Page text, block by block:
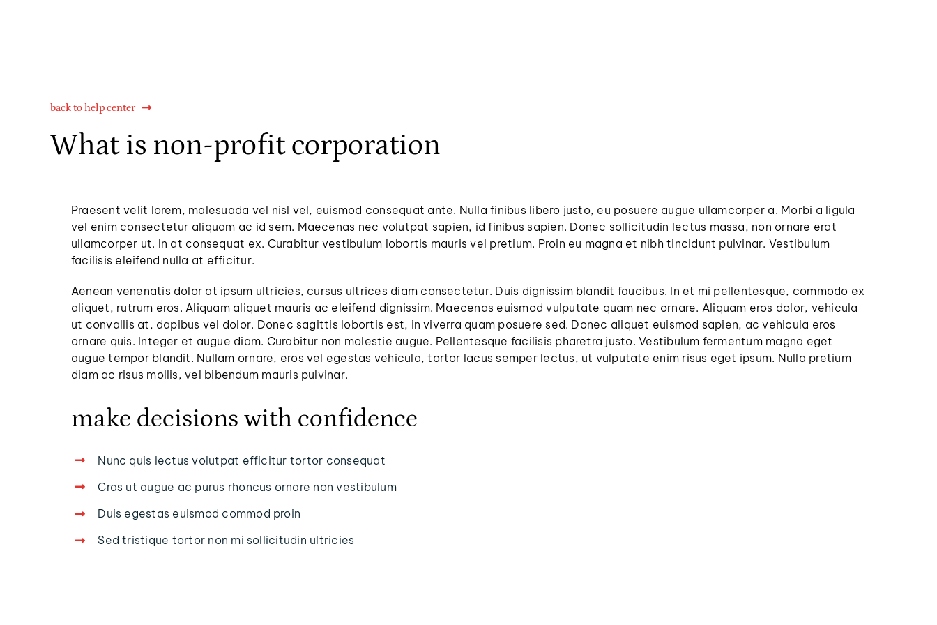
back to help center
What is non-profit corporation
Praesent velit lorem, malesuada vel nisl vel, euismod consequat ante. Nulla finibus libero justo, eu posuere augue ullamcorper a. Morbi a ligula
vel enim consectetur aliquam ac id sem. Maecenas nec volutpat sapien, id finibus sapien. Donec sollicitudin lectus massa, non ornare erat
ullamcorper ut. In at consequat ex. Curabitur vestibulum lobortis mauris vel pretium. Proin eu magna et nibh tincidunt pulvinar. Vestibulum
facilisis eleifend nulla at efficitur.
Aenean venenatis dolor at ipsum ultricies, cursus ultrices diam consectetur. Duis dignissim blandit faucibus. In et mi pellentesque, commodo ex
aliquet, rutrum eros. Aliquam aliquet mauris ac eleifend dignissim. Maecenas euismod vulputate quam nec ornare. Aliquam eros dolor, vehicula
ut convallis at, dapibus vel dolor. Donec sagittis lobortis est, in viverra quam posuere sed. Donec aliquet euismod sapien, ac vehicula eros
ornare quis. Integer et augue diam. Curabitur non molestie augue. Pellentesque facilisis pharetra justo. Vestibulum fermentum magna eget
augue tempor blandit. Nullam ornare, eros vel egestas vehicula, tortor lacus semper lectus, ut vulputate enim risus eget ipsum. Nulla pretium
diam ac risus mollis, vel bibendum mauris pulvinar.
make decisions with confidence
Nunc quis lectus volutpat efficitur tortor consequat
Cras ut augue ac purus rhoncus ornare non vestibulum
Duis egestas euismod commod proin
Sed tristique tortor non mi sollicitudin ultricies